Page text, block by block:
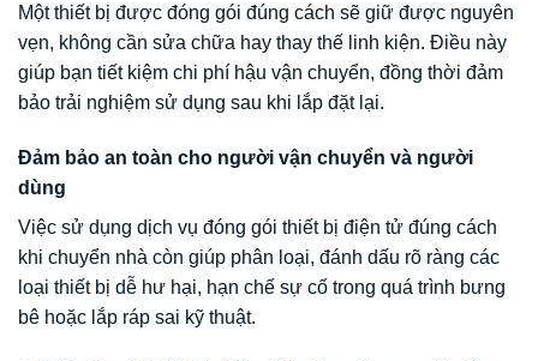
Một thiết bị được đóng gói đúng cách sẽ giữ được nguyên
vẹn, không cần sửa chữa hay thay thế linh kiện. Điều này
giúp bạn tiết kiệm chi phí hậu vận chuyển, đồng thời đảm
bảo trải nghiệm sử dụng sau khi lắp đặt lại.
Đảm bảo an toàn cho người vận chuyển và người
dùng
Việc sử dụng dịch vụ đóng gói thiết bị điện tử đúng cách
khi chuyển nhà còn giúp phân loại, đánh dấu rõ ràng các
loại thiết bị dễ hư hại, hạn chế sự cố trong quá trình bưng
bê hoặc lắp ráp sai kỹ thuật.